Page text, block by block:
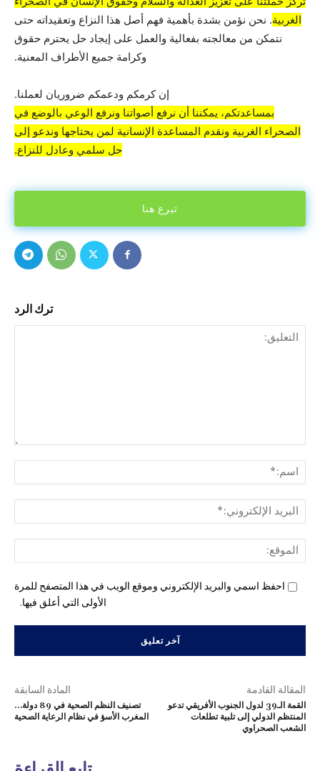
الغربية. نحن نؤمن بشدة بأهمية فهم أصل هذا النزاع وتعقيداته حتى
نتمكن من معالجته بفعالية والعمل على إيجاد حل يحترم حقوق
وكرامة جميع الأطراف المعنية.
إن كرمكم ودعمكم ضروريان لعملنا.
بمساعدتكم، يمكننا أن نرفع أصواتنا ونرفع الوعي بالوضع في
الصحراء الغربية ونقدم المساعدة الإنسانية لمن يحتاجها وندعو إلى
حل سلمي وعادل للنزاع.
تبرع هنا
ترك الرد
احفظ اسمي والبريد الإلكتروني وموقع الويب في هذا المتصفح للمرة
الأولى التي أعلق فيها.
المادة السابقة
تصنيف النظم الصحية في 89 دولة…
المغرب الأسؤ في نظام الرعاية الصحية
المقالة القادمة
القمة الـ39 لدول الجنوب الأفريقي تدعو
المنتظم الدولي إلى تلبية تطلعات
الشعب الصحراوي